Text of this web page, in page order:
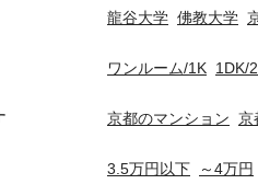
龍谷大学 佛教大学
ワンルーム/1K 1DK/
京都のマンション 京
3.5万円以下 ～4万円